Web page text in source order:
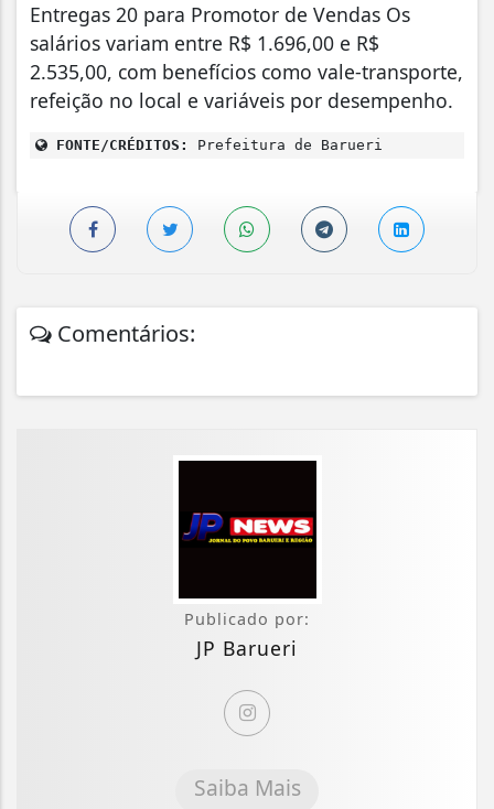
Entregas 20 para Promotor de Vendas Os
salários variam entre R$ 1.696,00 e R$
2.535,00, com benefícios como vale-transporte,
refeição no local e variáveis por desempenho.
FONTE/CRÉDITOS: Prefeitura de Barueri
Comentários:
Publicado por:
JP Barueri
Saiba Mais